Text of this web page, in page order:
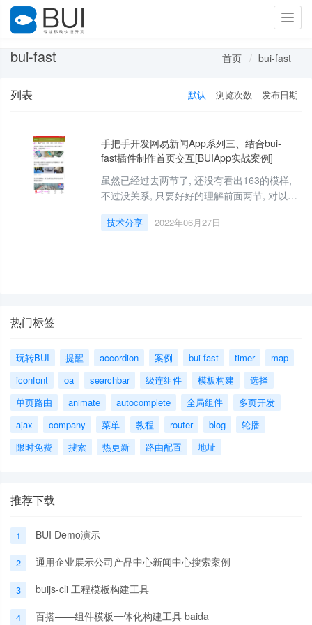
bui-fast 首页 bui-fast
列表 默认 浏览次数 发布日期
手把手开发网易新闻App系列三、结合bui-
fast插件制作首页交互[BUIApp实战案例]
虽然已经过去两节了, 还没有看出163的模样,
不过没关系, 只要好好的理解前面两节, 对以后
的开发会有很大帮助. 这一节我们会结合编辑器
插件bui-fast来制作163的首页交互, 包含选项
技术分享 2022年06月27日
热门标签
玩转BUI 提醒 accordion 案例 bui-fast timer
map
iconfont
oa searchbar 级连组件 模板构建
选择
单页路由
animate autocomplete 全局组件
多页开发
ajax
company 菜单 教程 router blog
轮播
限时免费
搜索 热更新 路由配置 地址
推荐下载
1 BUI Demo演示
2 通用企业展示公司产品中心新闻中心搜索案例
3 buijs-cli 工程模板构建工具
4 百搭——组件模板一体化构建工具 baida